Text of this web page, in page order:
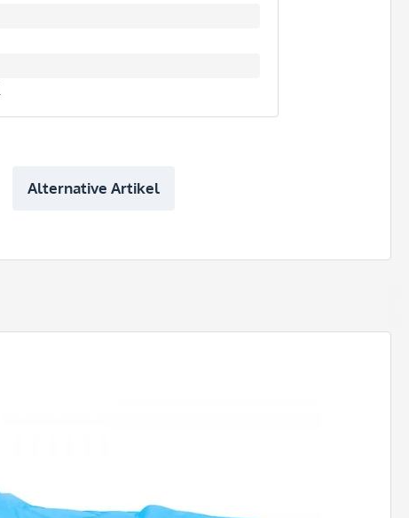
Alternative Artikel